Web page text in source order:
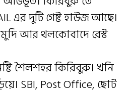
এর দুটি গেষ্ট হাউজ আছে।
আর থলকোবাদে রেস্ট
শৈলশহর কিরিবুরু। খনি
SBI, Post Office, ছোট